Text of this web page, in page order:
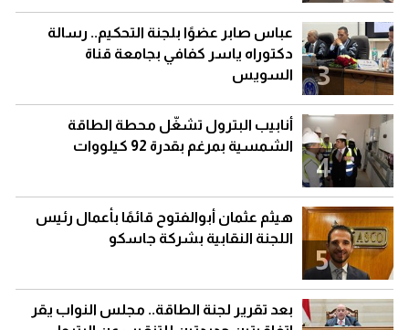
3
عباس صابر عضوًا بلجنة التحكيم.. رسالة
دكتوراه ياسر كفافي بجامعة قناة
السويس
4
أنابيب البترول تشغّل محطة الطاقة
الشمسية بمرغم بقدرة 92 كيلووات
5
هيثم عثمان أبوالفتوح قائمًا بأعمال رئيس
اللجنة النقابية بشركة جاسكو
بعد تقرير لجنة الطاقة.. مجلس النواب يقر